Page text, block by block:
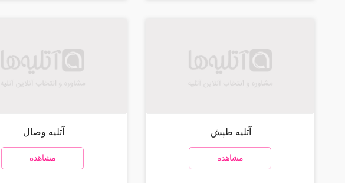
آتلیه طپش
مشاهده
آتلیه وصال
مشاهده